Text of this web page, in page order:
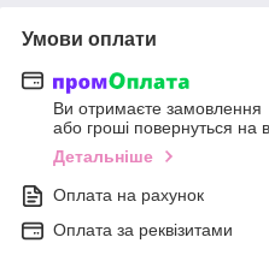
Умови оплати
Ви отримаєте замовлення
або гроші повернуться на
Детальніше
Оплата на рахунок
Оплата за реквізитами